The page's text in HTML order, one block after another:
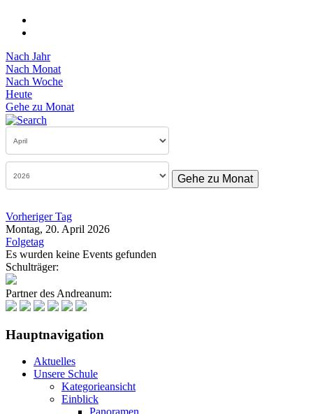
Nach Jahr
Nach Monat
Nach Woche
Heute
Gehe zu Monat
Gehe zu Monat
Vorheriger Tag
Montag, 20. April 2026
Folgetag
Es wurden keine Events gefunden
Schulträger:
Partner des Andreanum:
Hauptnavigation
Aktuelles
Unsere Schule
Kategorieansicht
Einblick